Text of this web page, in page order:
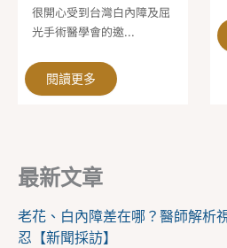
很開心受到台灣白內障及屈
光手術醫學會的邀...
閱讀更多
最新文章
老花、白內障差在哪？醫師解析
忍【新聞採訪】